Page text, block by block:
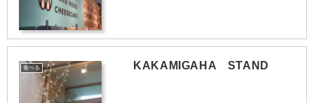
食べる KAKAMIGAHA STAND